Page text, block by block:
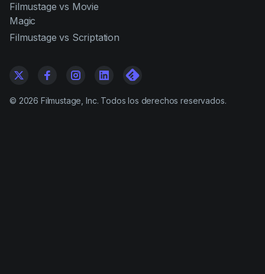
Filmustage vs Movie
Magic
Filmustage vs Scriptation
© 2026 Filmustage, Inc. Todos los derechos reservados.